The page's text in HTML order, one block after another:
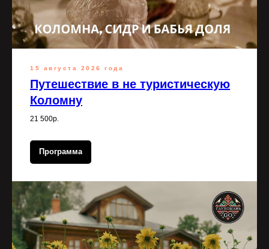
15 августа 2026 года
Путешествие в не туристическую
Коломну
21 500р.
Программа